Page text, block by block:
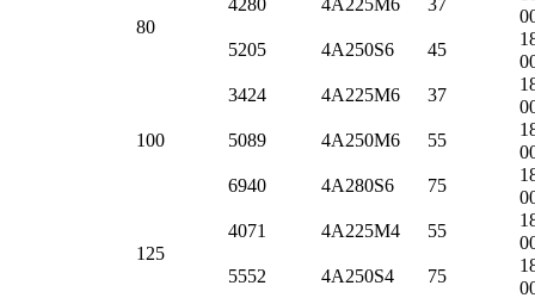
80
5205
4А250S6 45
100
3424 4А225M6 37
5089
4А250M6 55
6940
4А280S6 75
125
4071 4А225M4 55
5552
4А250S4 75